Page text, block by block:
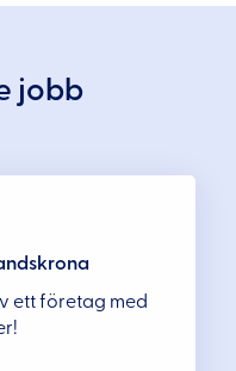
jobb
ett företag med